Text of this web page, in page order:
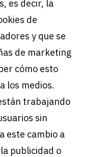
es decir, la
de
y que se
de marketing
cómo esto
los medios.
trabajando
sin
este cambio a
publicidad o